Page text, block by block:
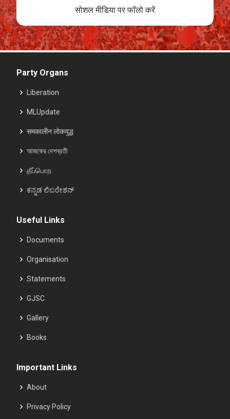
सोशल मीडिया पर फाॅलो करें
Party Organs
Liberation
MLUpdate
समकालीन लोकयुद्ध
আজকের দেশব্রতী
தீப்பொற
ಕನ್ನಡ ಲಿಬರೇಶನ್
Useful Links
Documents
Organisation
Statements
GJSC
Gallery
Books
Important Links
About
Privacy Policy